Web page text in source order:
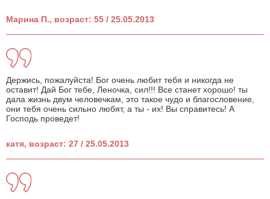
Марина П., возраст: 55 / 25.05.2013
Держись, пожалуйста! Бог очень любит тебя и никогда не
оставит! Дай Бог тебе, Леночка, сил!!! Все станет хорошо! ты
дала жизнь двум человечкам, это такое чудо и благословение,
они тебя очень сильно любят, а ты - их! Вы справитесь! А
Господь проведет!
катя, возраст: 27 / 25.05.2013